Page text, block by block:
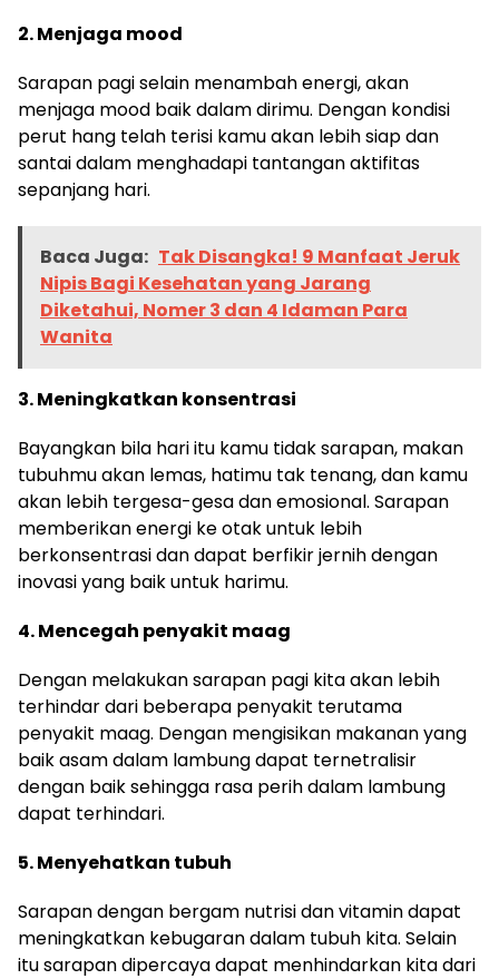
2. Menjaga mood
Sarapan pagi selain menambah energi, akan
menjaga mood baik dalam dirimu. Dengan kondisi
perut hang telah terisi kamu akan lebih siap dan
santai dalam menghadapi tantangan aktifitas
sepanjang hari.
Baca Juga: Tak Disangka! 9 Manfaat Jeruk
Nipis Bagi Kesehatan yang Jarang
Diketahui, Nomer 3 dan 4 Idaman Para
Wanita
3. Meningkatkan konsentrasi
Bayangkan bila hari itu kamu tidak sarapan, makan
tubuhmu akan lemas, hatimu tak tenang, dan kamu
akan lebih tergesa-gesa dan emosional. Sarapan
memberikan energi ke otak untuk lebih
berkonsentrasi dan dapat berfikir jernih dengan
inovasi yang baik untuk harimu.
4. Mencegah penyakit maag
Dengan melakukan sarapan pagi kita akan lebih
terhindar dari beberapa penyakit terutama
penyakit maag. Dengan mengisikan makanan yang
baik asam dalam lambung dapat ternetralisir
dengan baik sehingga rasa perih dalam lambung
dapat terhindari.
5. Menyehatkan tubuh
Sarapan dengan bergam nutrisi dan vitamin dapat
meningkatkan kebugaran dalam tubuh kita. Selain
itu sarapan dipercaya dapat menhindarkan kita dari